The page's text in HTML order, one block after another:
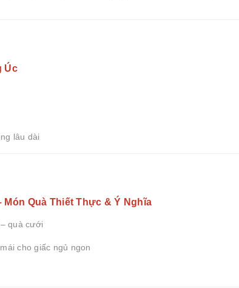
Úc
lâu dài
Quà Thiết Thực & Ý Nghĩa
quà cưới
cho giấc ngủ ngon